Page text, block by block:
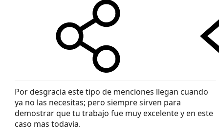
Por desgracia este tipo de menciones llegan cuando
ya no las necesitas; pero siempre sirven para
demostrar que tu trabajo fue muy excelente y en este
caso mas todavia.